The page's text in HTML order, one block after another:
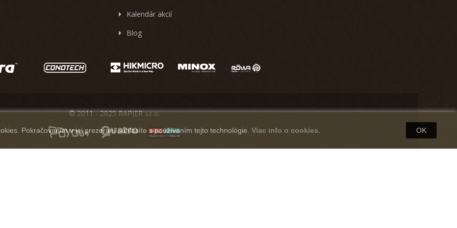
Kalendár akcií
Blog
Pokračovaním v jej prezeraní súhlasíte s používaním tejto technológie. Viac info o cookies. OK
© 2011 - 2025 RAPIER s.r.o.